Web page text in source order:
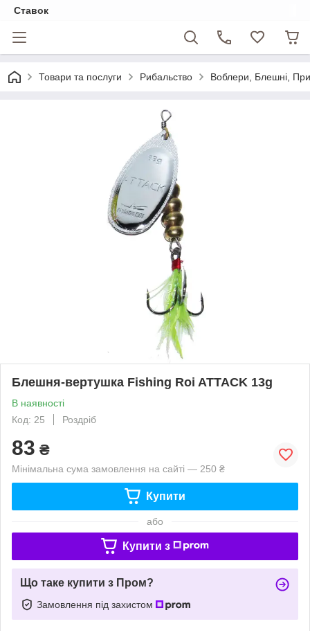
Ставок
Товари та послуги Рибальство Воблери, Блешні,
Блешня-вертушка Fishing Roi ATTACK 13g
В наявності
Код: 25
Роздріб
83 ₴
Мінімальна сума замовлення на сайті — 250 ₴
Купити
або
Купити з
Що таке купити з Пром?
Замовлення під захистом